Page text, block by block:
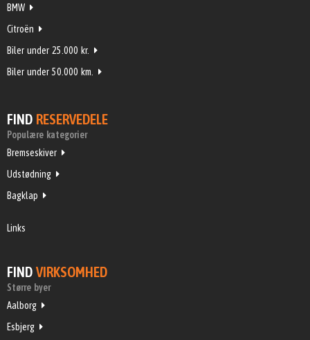
BMW
Citroën
Biler under 25.000 kr.
Biler under 50.000 km.
FIND RESERVEDELE
Populære kategorier
Bremseskiver
Udstødning
Bagklap
Links
FIND VIRKSOMHED
Større byer
Aalborg
Esbjerg